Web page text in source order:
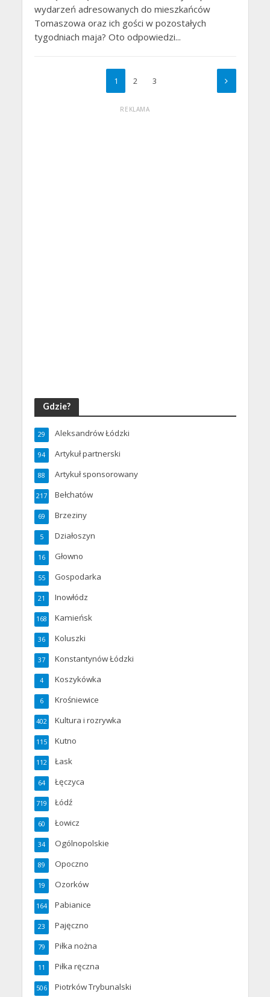
wydarzeń adresowanych do mieszkańców
Tomaszowa oraz ich gości w pozostałych
tygodniach maja? Oto odpowiedzi...
1 2 3
REKLAMA
Gdzie?
Aleksandrów Łódzki
29
Artykuł partnerski
94
Artykuł sponsorowany
88
Bełchatów
217
Brzeziny
69
Działoszyn
5
Głowno
16
Gospodarka
55
Inowłódz
21
Kamieńsk
168
Koluszki
36
Konstantynów Łódzki
37
Koszykówka
4
Krośniewice
6
Kultura i rozrywka
402
Kutno
115
Łask
112
Łęczyca
64
Łódź
719
Łowicz
60
Ogólnopolskie
34
Opoczno
89
Ozorków
19
Pabianice
164
Pajęczno
23
Piłka nożna
79
Piłka ręczna
11
Piotrków Trybunalski
506